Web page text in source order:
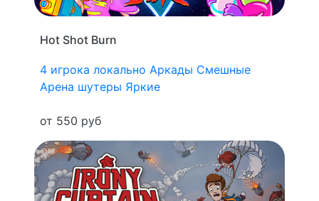
Hot Shot Burn
4 игрока локально Аркады Смешные
Арена шутеры Яркие
от 550 руб